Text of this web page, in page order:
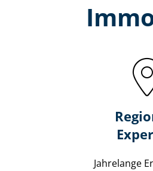
Jahrelange